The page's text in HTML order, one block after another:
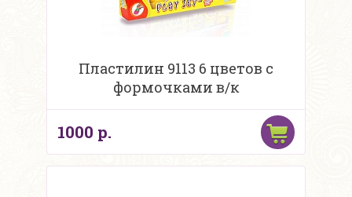
Пластилин 9113 6 цветов с
формочками в/к
1000 р.